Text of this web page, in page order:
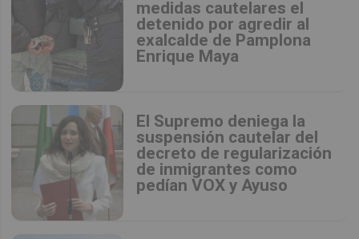
medidas cautelares el
detenido por agredir al
exalcalde de Pamplona
Enrique Maya
El Supremo deniega la
suspensión cautelar del
decreto de regularización
de inmigrantes como
pedían VOX y Ayuso